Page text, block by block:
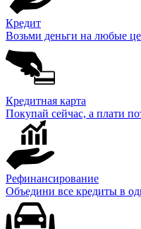
Кредит
Возьми деньги на любые
Кредитная карта
Покупай сейчас, а плати
Рефинансирование
Объедини все кредиты в